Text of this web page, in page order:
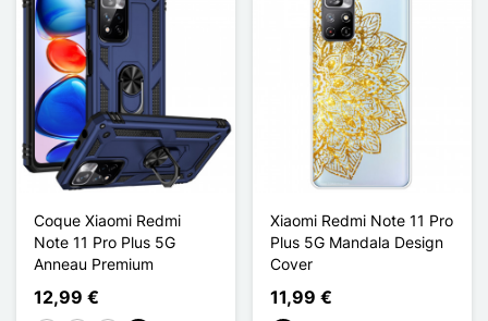
Coque Xiaomi Redmi
Note 11 Pro Plus 5G
Anneau Premium
12,99 €
Xiaomi Redmi Note 11 Pro
Plus 5G Mandala Design
Cover
11,99 €